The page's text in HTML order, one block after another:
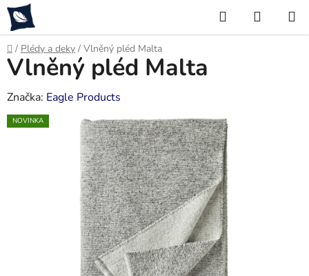
Přejít
na
obsah
Hledat
KOŠÍK
Domů
/ Plédy a deky / Vlněný pléd Malta
Vlněný pléd Malta
Značka: Eagle Products
NOVINKA